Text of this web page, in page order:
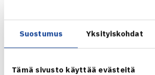
Suostumus Yksityiskohdat
Tämä sivusto käyttää evästeitä
Anastasia Kulikova pelaa WTA125-